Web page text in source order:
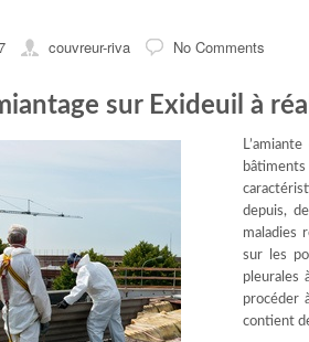
couvreur-riva No Comments
sur Exideuil à
depuis,
maladies
sur les
pleurales
procéder
contient